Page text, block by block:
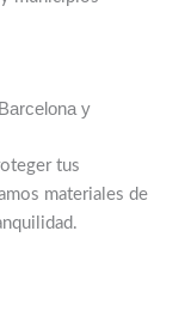
y
tus
materiales de